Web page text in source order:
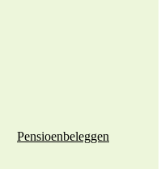
Pensioenbeleggen